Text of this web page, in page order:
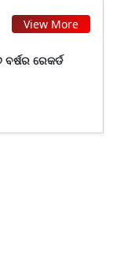
View More
ରେକର୍ଡ